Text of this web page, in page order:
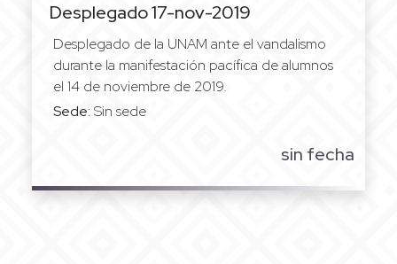
Desplegado 17-nov-2019
Desplegado de la UNAM ante el vandalismo
durante la manifestación pacífica de alumnos
el 14 de noviembre de 2019.
Sede: Sin sede
sin fecha